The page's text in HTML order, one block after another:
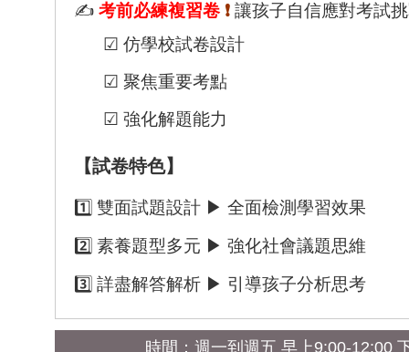
✍️ 考前必練複習卷 ❗ 讓孩子自信應對考試
☑︎ 仿學校試卷設計
☑︎ 聚焦重要考點
☑︎ 強化解題能力
【試卷特色】
1️⃣ 雙面試題設計 ▶︎ 全面檢測學習效果
2️⃣ 素養題型多元 ▶︎ 強化社會議題思維
3️⃣ 詳盡解答解析 ▶︎ 引導孩子分析思考
時間：週一到週五 早上9:00-12:00